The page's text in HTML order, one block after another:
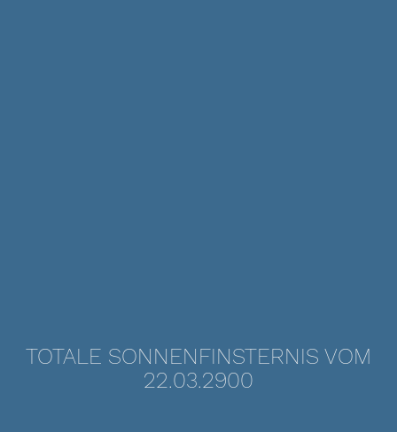
TOTALE SONNENFINSTERNIS VOM
22.03.2900